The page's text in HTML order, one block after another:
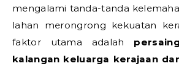
mengalami tanda-tanda
lahan merongrong kekuatan
faktor utama adalah
kalangan keluarga kerajaan